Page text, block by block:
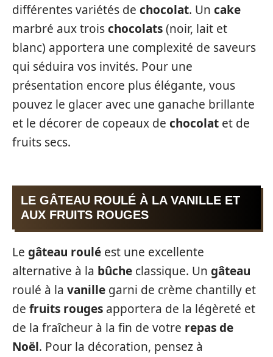
différentes variétés de chocolat. Un cake
marbré aux troischocolats(noir, lait et
blanc) apportera une complexité de saveurs
qui séduira vos invités. Pour une
présentation encore plus élégante, vous
pouvez le glacer avec une ganache brillante
et le décorer de copeaux de chocolat et de
fruits secs.
LE GÂTEAU ROULÉ À LA VANILLE ET
AUX FRUITS ROUGES
Le gâteau roulé est une excellente
alternative à la bûche classique. Un gâteau
roulé à la vanille garni de crème chantilly et
de fruits rouges apportera de la légèreté et
de la fraîcheur à la fin de votre repas de
Noël. Pour la décoration, pensez à